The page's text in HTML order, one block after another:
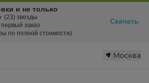
Москва
и не только
(23) звезды
заказ
по полной стоимости)
Скачать